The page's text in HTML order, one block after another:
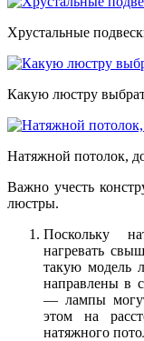
Хрустальные
Какую люстру
Натяжной потолок,
Важно учесть
люстры.
Поскольку
нагревать
такую модель
направлены в
— лампы могут
этом на
натяжного